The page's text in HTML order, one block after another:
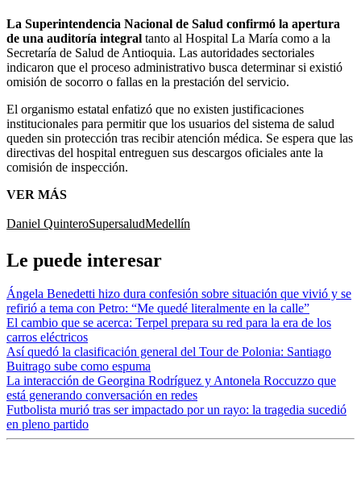
La Superintendencia Nacional de Salud confirmó la apertura
de una auditoría integral tanto al Hospital La María como a la
Secretaría de Salud de Antioquia. Las autoridades sectoriales
indicaron que el proceso administrativo busca determinar si existió
omisión de socorro o fallas en la prestación del servicio.
El organismo estatal enfatizó que no existen justificaciones
institucionales para permitir que los usuarios del sistema de salud
queden sin protección tras recibir atención médica. Se espera que las
directivas del hospital entreguen sus descargos oficiales ante la
comisión de inspección.
VER MÁS
Daniel QuinteroSupersaludMedellín
Le puede interesar
Ángela Benedetti hizo dura confesión sobre situación que vivió y se
refirió a tema con Petro: “Me quedé literalmente en la calle”
El cambio que se acerca: Terpel prepara su red para la era de los
carros eléctricos
Así quedó la clasificación general del Tour de Polonia: Santiago
Buitrago sube como espuma
La interacción de Georgina Rodríguez y Antonela Roccuzzo que
está generando conversación en redes
Futbolista murió tras ser impactado por un rayo: la tragedia sucedió
en pleno partido